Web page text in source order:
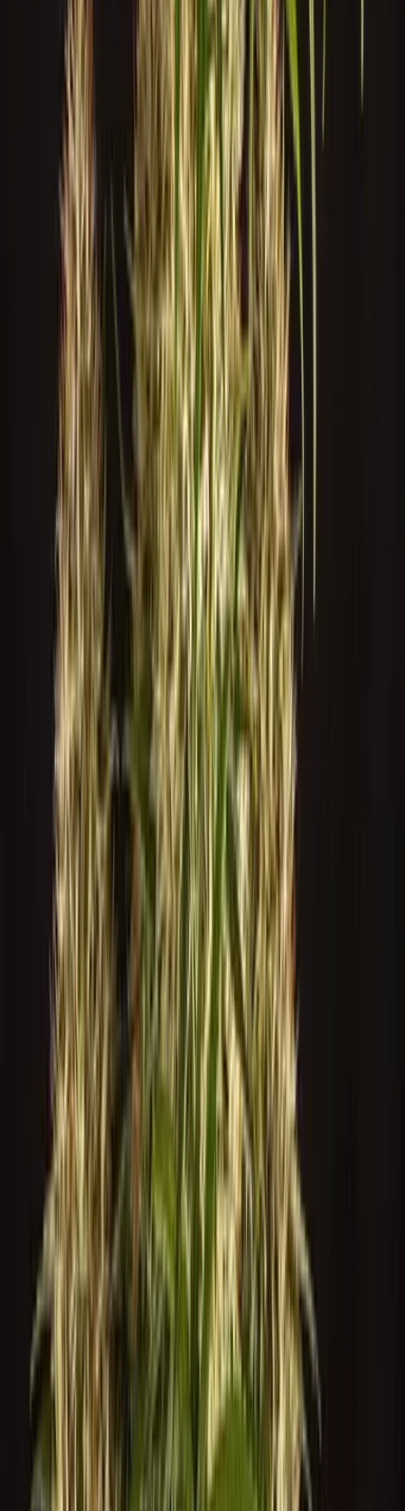
Apotheken
CBD Shops